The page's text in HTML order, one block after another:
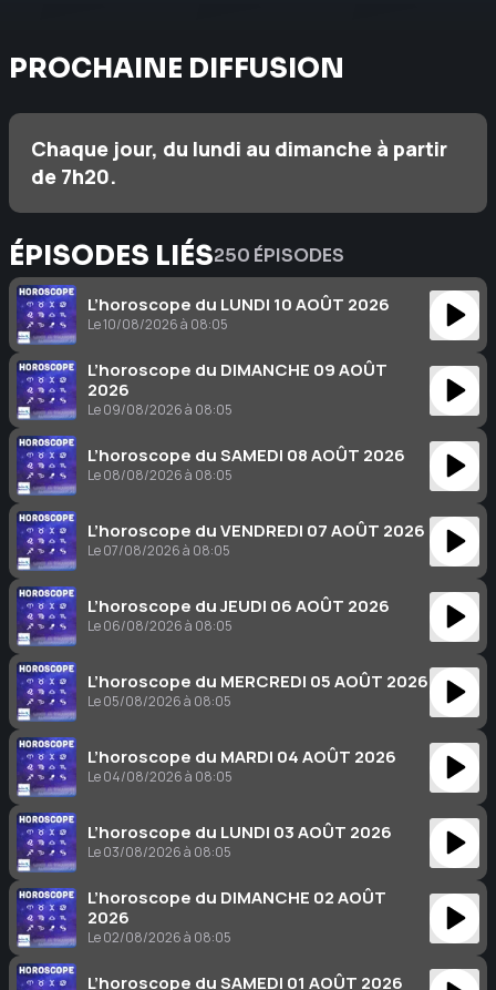
PROCHAINE DIFFUSION
Chaque jour, du lundi au dimanche à partir
de 7h20.
ÉPISODES LIÉS250 ÉPISODES
L’horoscope du LUNDI 10 AOÛT 2026
Le 10/08/2026 à 08:05
L’horoscope du DIMANCHE 09 AOÛT
2026
Le 09/08/2026 à 08:05
L’horoscope du SAMEDI 08 AOÛT 2026
Le 08/08/2026 à 08:05
L’horoscope du VENDREDI 07 AOÛT 2026
Le 07/08/2026 à 08:05
L’horoscope du JEUDI 06 AOÛT 2026
Le 06/08/2026 à 08:05
L’horoscope du MERCREDI 05 AOÛT 2026
Le 05/08/2026 à 08:05
L’horoscope du MARDI 04 AOÛT 2026
Le 04/08/2026 à 08:05
L’horoscope du LUNDI 03 AOÛT 2026
Le 03/08/2026 à 08:05
L’horoscope du DIMANCHE 02 AOÛT
2026
Le 02/08/2026 à 08:05
L’horoscope du SAMEDI 01 AOÛT 2026